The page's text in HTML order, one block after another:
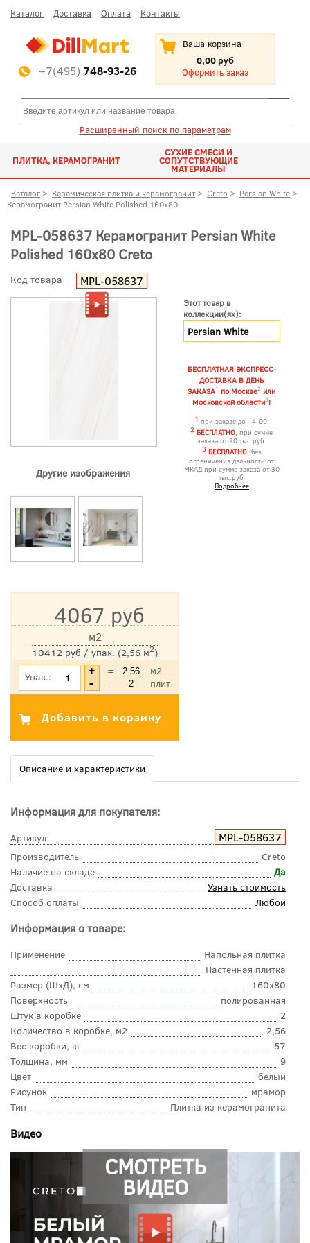
Каталог Доставка Оплата Контакты
+7(495) 748-93-26
Ваша корзина
0,00 руб
Оформить заказ
Расширенный поиск по параметрам
ПЛИТКА, КЕРАМОГРАНИТ
СУХИЕ СМЕСИ И
СОПУТСТВУЮЩИЕ
МАТЕРИАЛЫ
Каталог > Керамическая плитка и керамогранит > Creto > Persian White >
Керамогранит Persian White Polished 160x80
MPL-058637 Керамогранит Persian White
Polished 160x80 Creto
Код товара MPL-058637
Другие изображения
Этот товар в
коллекции(ях):
Persian White
БЕСПЛАТНАЯ ЭКСПРЕСС-
ДОСТАВКА В ДЕНЬ
ЗАКАЗА1 по Москве2 или
Московской области3!
1 при заказе до 14-00.
2 БЕСПЛАТНО, при сумме
заказа от 20 тыс.руб.
3 БЕСПЛАТНО, без
ограничения дальности от
МКАД при сумме заказа от 30
тыс.руб.
Подробнее
4067 руб
10412 руб / упак. (2,56 м2)
м2
*Цена указана с учетом НДС
Упак.: =
м2
=
плит
Описание и характеристики
Информация для покупателя:
Артикул MPL-058637
Производитель
Creto
Наличие на складе
Да
Доставка
Узнать стоимость
Способ оплаты
Любой
Информация о товаре:
Применение
Напольная плитка
Настенная плитка
Размер (ШхД), см
160x80
Поверхность
полированная
Штук в коробке
2
Количество в коробке, м2
2,56
Вес коробки, кг
57
Толщина, мм
9
Цвет
белый
Рисунок
мрамор
Тип
Плитка из керамогранита
Видео
СМОТРЕТЬ
ВИДЕО